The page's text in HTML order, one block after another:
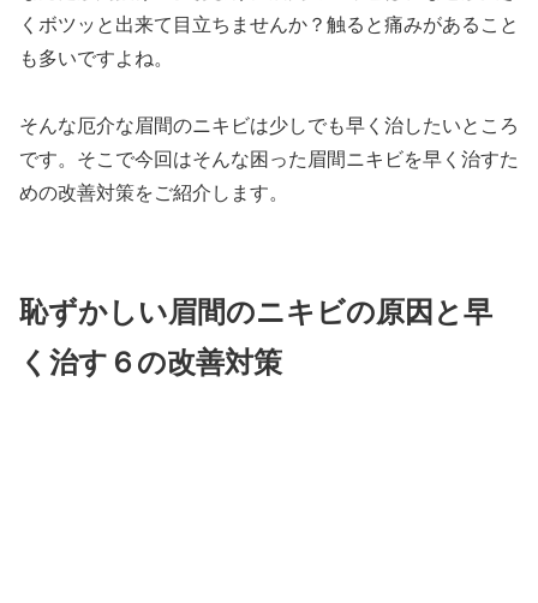
くボツッと出来て目立ちませんか？触ると痛みがあること
も多いですよね。
そんな厄介な眉間のニキビは少しでも早く治したいところ
です。そこで今回はそんな困った眉間ニキビを早く治すた
めの改善対策をご紹介します。
恥ずかしい眉間のニキビの原因と早
く治す６の改善対策